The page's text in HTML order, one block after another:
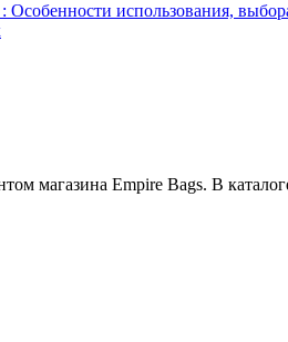
: Особенности использования,
магазина Empire Bags. В